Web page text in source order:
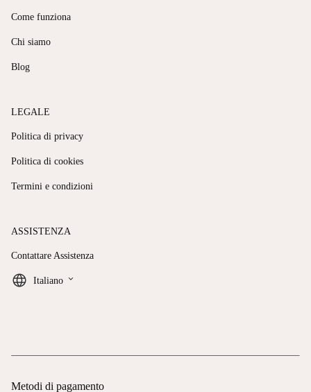
Come funziona
Chi siamo
Blog
LEGALE
Politica di privacy
Politica di cookies
Termini e condizioni
ASSISTENZA
Contattare Assistenza
Italiano keyboard_arrow_down
Metodi di pagamento